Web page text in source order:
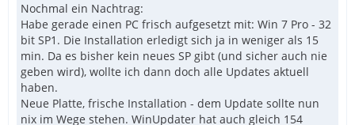
Nochmal ein Nachtrag:
Habe gerade einen PC frisch aufgesetzt mit: Win 7 Pro - 32
bit SP1. Die Installation erledigt sich ja in weniger als 15
min. Da es bisher kein neues SP gibt (und sicher auch nie
geben wird), wollte ich dann doch alle Updates aktuell
haben.
Neue Platte, frische Installation - dem Update sollte nun
nix im Wege stehen. WinUpdater hat auch gleich 154